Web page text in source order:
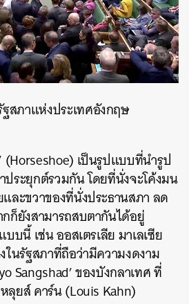
สภาแห่งประเทศอังกฤษ
(Horseshoe) เป็นรูปแบบที่นำรูป
ระยุกต์รวมกัน โดยที่นั่งจะโค้งมน
ละขวาของที่นั่งประธานสภา ลด
ก็ยังสามารถสบตากันได้อยู่
บนี้ เช่น ออสเตรเลีย มาเลเซีย
นรัฐสภาที่ถือว่ามีความงดงาม
Sangshad’ ของบังกลาเทศ ที่
ยส์ คาร์น (Louis Kahn)